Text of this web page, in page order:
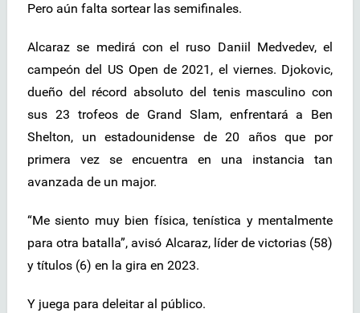
Pero aún falta sortear las semifinales.
Alcaraz se medirá con el ruso Daniil Medvedev, el
campeón del US Open de 2021, el viernes. Djokovic,
dueño del récord absoluto del tenis masculino con
sus 23 trofeos de Grand Slam, enfrentará a Ben
Shelton, un estadounidense de 20 años que por
primera vez se encuentra en una instancia tan
avanzada de un major.
“Me siento muy bien física, tenística y mentalmente
para otra batalla”, avisó Alcaraz, líder de victorias (58)
y títulos (6) en la gira en 2023.
Y juega para deleitar al público.